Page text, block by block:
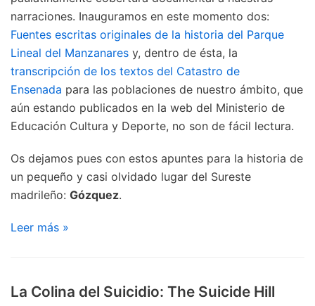
narraciones. Inauguramos en este momento dos:
Fuentes escritas originales de la historia del Parque
Lineal del Manzanares y, dentro de ésta, la
transcripción de los textos del Catastro de
Ensenada para las poblaciones de nuestro ámbito, que
aún estando publicados en la web del Ministerio de
Educación Cultura y Deporte, no son de fácil lectura.
Os dejamos pues con estos apuntes para la historia de
un pequeño y casi olvidado lugar del Sureste
madrileño: Gózquez.
Leer más »
La Colina del Suicidio: The Suicide Hill